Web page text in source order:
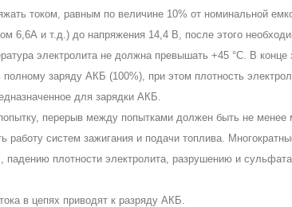
током, равным по величине 10% от номинальной
6,6А и т.д.) до напряжения 14,4 В, после этого
электролита не должна превышать +45 °С. В конце
заряду АКБ (100%), при этом плотность
для зарядки АКБ.
перерыв между попытками должен быть не
работу систем зажигания и подачи топлива.
плотности электролита, разрушению и
в цепях приводят к разряду АКБ.